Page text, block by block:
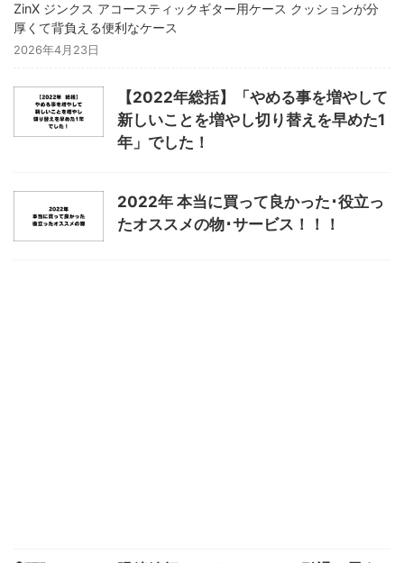
ZinX ジンクス アコースティックギター用ケース クッションが分
厚くて背負える便利なケース
2026年4月23日
【2022年総括】「やめる事を増やして
新しいことを増やし切り替えを早めた1
年」でした！
2022年 本当に買って良かった･役立っ
たオススメの物･サービス！！！